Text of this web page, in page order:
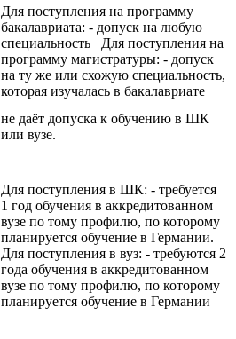
Для поступления на программу
бакалавриата: - допуск на любую
специальность Для поступления на
программу магистратуры: - допуск
на ту же или схожую специальность,
которая изучалась в бакалавриате
не даёт допуска к обучению в ШК
или вузе.
Для поступления в ШК: - требуется
1 год обучения в аккредитованном
вузе по тому профилю, по которому
планируется обучение в Германии.
Для поступления в вуз: - требуются 2
года обучения в аккредитованном
вузе по тому профилю, по которому
планируется обучение в Германии